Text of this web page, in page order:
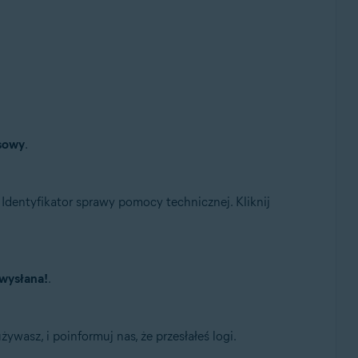
.
sprawy pomocy technicznej. Kliknij
.
i poinformuj nas, że przesłałeś logi.